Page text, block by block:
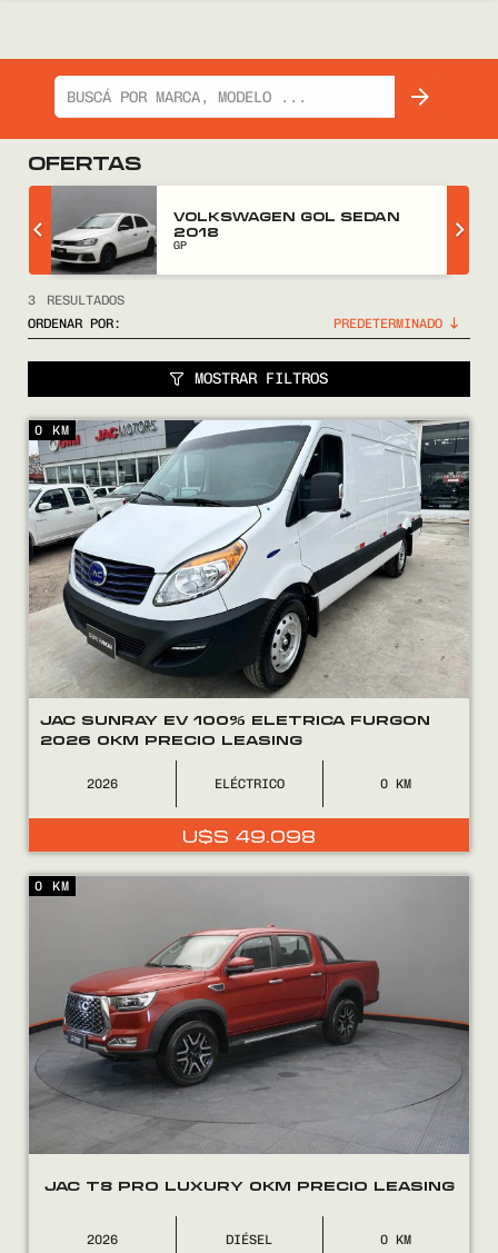
COMPRÁ
VENDÉ
FINANCIÁ
NOSOTROS
CONTACTO
08002525
OFERTAS
VOLKSWAGEN GOL SEDAN
2018
GP
3
RESULTADOS
ORDENAR POR:
MOSTRAR FILTROS
JAC SUNRAY EV 100% ELETRICA FURGON
2026 0KM PRECIO LEASING
2026 ELÉCTRICO 0
U$S 49.098
0 KM
JAC T8 PRO LUXURY 0KM PRECIO LEASING
2026 DIÉSEL 0
0 KM